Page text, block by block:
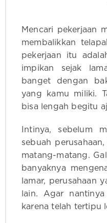
Mencari pekerjaan
membalikkan
pekerjaan itu
impikan sejak
banget dengan
yang kamu miliki.
bisa lengah begitu
Intinya, sebelum
sebuah
matang-matang.
banyaknya
lamar, perusahaan
lain. Agar
karena telah tertipu